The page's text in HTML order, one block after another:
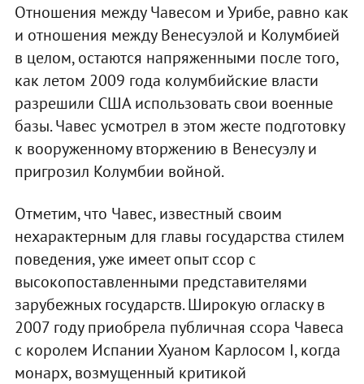
Отношения между Чавесом и Урибе, равно как
и отношения между Венесуэлой и Колумбией
в целом, остаются напряженными после того,
как летом 2009 года колумбийские власти
разрешили США использовать свои военные
базы. Чавес усмотрел в этом жесте подготовку
к вооруженному вторжению в Венесуэлу и
пригрозил Колумбии войной.
Отметим, что Чавес, известный своим
нехарактерным для главы государства стилем
поведения, уже имеет опыт ссор с
высокопоставленными представителями
зарубежных государств. Широкую огласку в
2007 году приобрела публичная ссора Чавеса
с королем Испании Хуаном Карлосом I, когда
монарх, возмущенный критикой